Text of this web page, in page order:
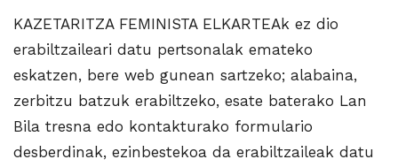
KAZETARITZA FEMINISTA ELKARTEAk ez dio
erabiltzaileari datu pertsonalak emateko
eskatzen, bere web gunean sartzeko; alabaina,
zerbitzu batzuk erabiltzeko, esate baterako Lan
Bila tresna edo kontakturako formulario
desberdinak, ezinbestekoa da erabiltzaileak datu